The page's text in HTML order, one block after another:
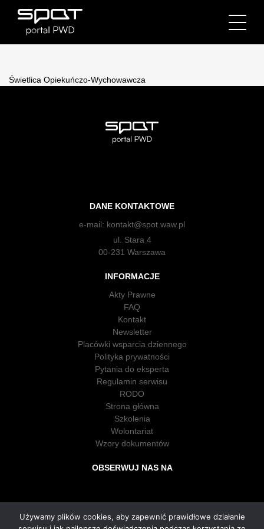
Świetlica Opiekuńczo-Wychowawcza
DANE KONTAKTOWE
e-mail: kontakt@spot.waw.pl
ul. Stara 4
00-231 Warszawa
INFORMACJE
Akty Prawne
FAQ
Kontakt
Newsletter
Placówki wsparcia dziennego
Polityka prywatności
Pytania do eksperta
Regulamin serwisu
RODO
Strona główna
Szkolenia
Wolontariat
Wzory dokumentów
OBSERWUJ NAS NA
Używamy plików cookies, aby zapewnić prawidłowe działanie